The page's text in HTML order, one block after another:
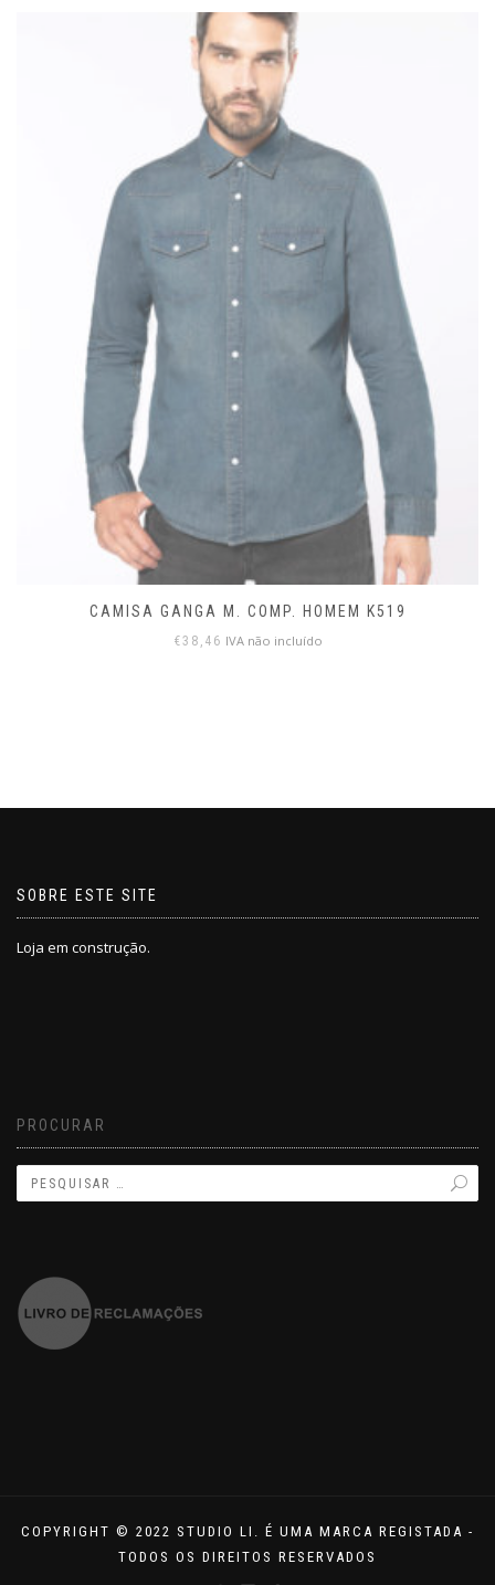
CAMISA GANGA M. COMP. HOMEM K519
€38,46 IVA não incluído
SOBRE ESTE SITE
Loja em construção.
PROCURAR
COPYRIGHT © 2022 STUDIO LI. É UMA MARCA REGISTADA -
TODOS OS DIREITOS RESERVADOS